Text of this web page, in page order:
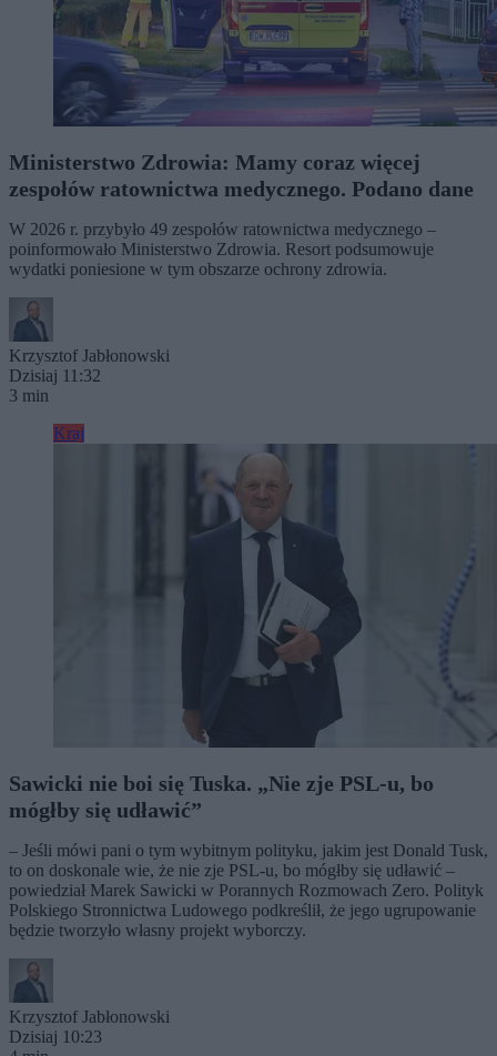
Ministerstwo Zdrowia: Mamy coraz więcej
zespołów ratownictwa medycznego. Podano dane
W 2026 r. przybyło 49 zespołów ratownictwa medycznego –
poinformowało Ministerstwo Zdrowia. Resort podsumowuje
wydatki poniesione w tym obszarze ochrony zdrowia.
Krzysztof Jabłonowski
Dzisiaj 11:32
3 min
Kraj
Sawicki nie boi się Tuska. „Nie zje PSL-u, bo
mógłby się udławić”
– Jeśli mówi pani o tym wybitnym polityku, jakim jest Donald Tusk,
to on doskonale wie, że nie zje PSL-u, bo mógłby się udławić –
powiedział Marek Sawicki w Porannych Rozmowach Zero. Polityk
Polskiego Stronnictwa Ludowego podkreślił, że jego ugrupowanie
będzie tworzyło własny projekt wyborczy.
Krzysztof Jabłonowski
Dzisiaj 10:23